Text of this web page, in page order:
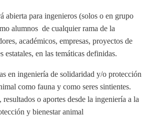
abierta para ingenieros (solos o en grupo
alumnos de cualquier rama de la
académicos, empresas, proyectos de
en las temáticas definidas.
en ingeniería de solidaridad y/o protección
como fauna y como seres sintientes.
resultados o aportes desde la ingeniería a la
y bienestar animal